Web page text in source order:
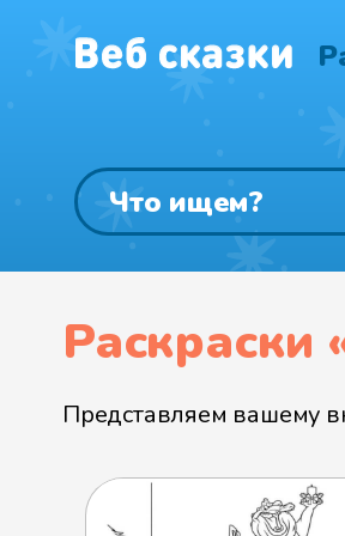
Раскраски
Представляем вашему